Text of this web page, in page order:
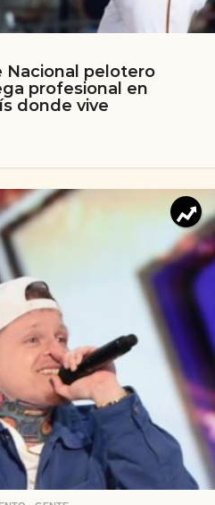
Nacional pelotero
profesional en
donde vive